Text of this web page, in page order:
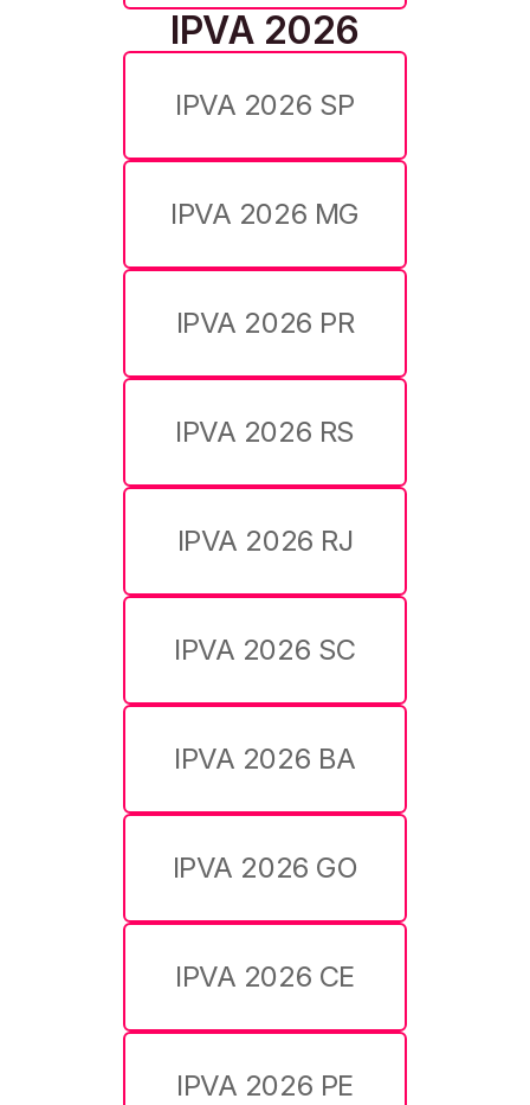
IPVA 2026
IPVA 2026 SP
IPVA 2026 MG
IPVA 2026 PR
IPVA 2026 RS
IPVA 2026 RJ
IPVA 2026 SC
IPVA 2026 BA
IPVA 2026 GO
IPVA 2026 CE
IPVA 2026 PE